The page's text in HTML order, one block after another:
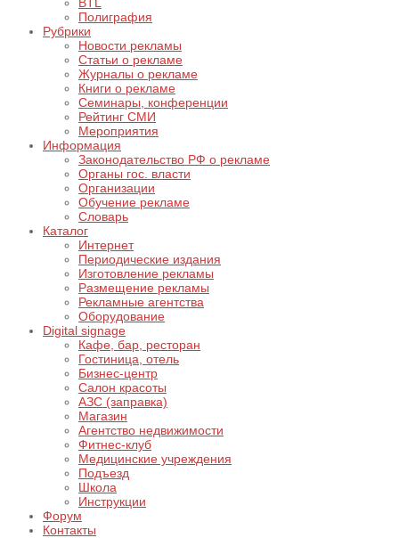
Полиграфия
Рубрики
Новости рекламы
Статьи о рекламе
Журналы о рекламе
Книги о рекламе
Семинары, конференции
Рейтинг СМИ
Мероприятия
Информация
Законодательство РФ о рекламе
Органы гос. власти
Организации
Обучение рекламе
Словарь
Каталог
Интернет
Периодические издания
Изготовление рекламы
Размещение рекламы
Рекламные агентства
Оборудование
Digital signage
Кафе, бар, ресторан
Гостиница, отель
Бизнес-центр
Салон красоты
АЗС (заправка)
Магазин
Агентство недвижимости
Фитнес-клуб
Медицинские учреждения
Подъезд
Школа
Инструкции
Форум
Контакты